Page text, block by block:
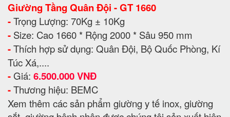
Giường Tầng Quân Đội - GT 1660
-Trọng Lượng: 70Kg ± 10Kg
- Size: Cao 1660 * Rộng 2000 * Sâu 950 mm
-Thích hợp sử dụng: Quân Đội, Bộ Quốc Phòng, Kí
Túc Xá,....
- Giá: 6.500.000 VNĐ
-Thương hiệu: BEMC
Xem thêm các sản phẩm giường y tế inox, giường